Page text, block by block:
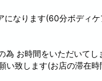
なります(60分ボディケ
お時間をいただいてし
い致します(お店の滞在時